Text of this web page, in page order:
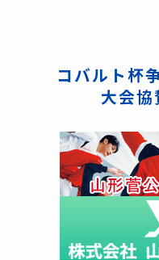
コバルト杯
大会協